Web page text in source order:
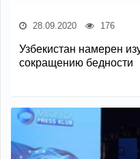
28.09.2020 176
Узбекистан намерен
сокращению бедности